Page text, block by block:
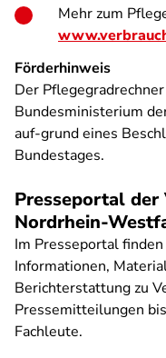
Mehr zum
Förderhinweis
Der
Bundesministerium
auf-grund eines
Bundestages.
Presseportal
Nordrhein-
Im Presseportal
Informationen,
Berichterstattung zu
Pressemitteilungen
Fachleute.